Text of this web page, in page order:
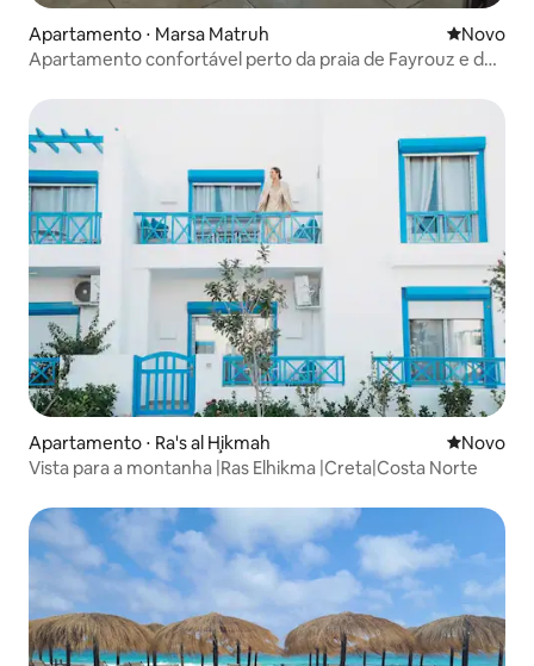
Apartamento ⋅ Marsa Matruh Novo
Novo
Apartamento confortável perto da praia de Fayrouz e de
Apartamento ⋅ Ra's al Ḩikmah Novo
Novo
Vista para a montanha |Ras Elhikma |Creta|Costa Norte